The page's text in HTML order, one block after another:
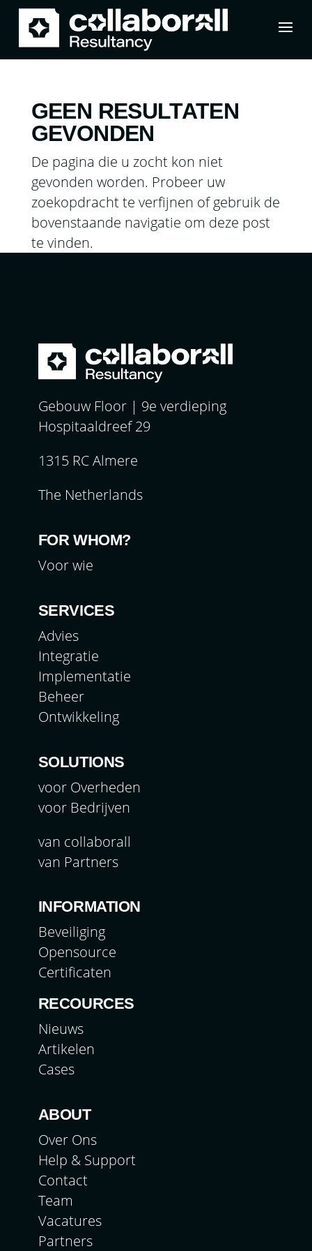
GEEN RESULTATEN
GEVONDEN
De pagina die u zocht kon niet
gevonden worden. Probeer uw
zoekopdracht te verfijnen of gebruik de
bovenstaande navigatie om deze post
te vinden.
Gebouw Floor | 9e verdieping
Hospitaaldreef 29
1315 RC Almere
The Netherlands
FOR WHOM?
Voor wie
SERVICES
Advies
Integratie
Implementatie
Beheer
Ontwikkeling
SOLUTIONS
voor Overheden
voor Bedrijven
van collaborall
van Partners
INFORMATION
Beveiliging
Opensource
Certificaten
RECOURCES
Nieuws
Artikelen
Cases
ABOUT
Over Ons
Help & Support
Contact
Team
Vacatures
Partners